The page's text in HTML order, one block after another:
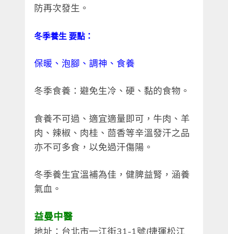
防再次發生。
冬季養生 要點：
保暖、泡腳、調神、食養
冬季食養：避免生冷、硬、黏的食物。
食養不可過、適宜適量即可，牛肉、羊
肉、辣椒、肉桂、茴香等辛溫發汗之品
亦不可多食，以免過汗傷陽。
冬季養生宜溫補為佳，健脾益腎，涵養
氣血。
益曼中醫
地址：台北市一江街31-1號(捷運松江